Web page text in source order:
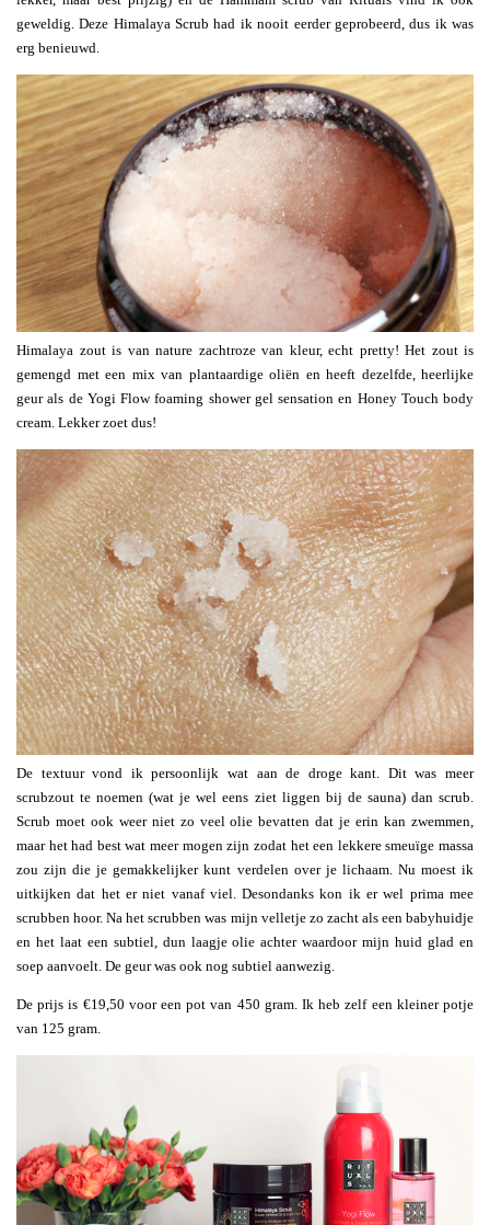
geweldig. Deze Himalaya Scrub had ik nooit eerder geprobeerd, dus ik was
erg benieuwd.
Himalaya zout is van nature zachtroze van kleur, echt pretty! Het zout is
gemengd met een mix van plantaardige oliën en heeft dezelfde, heerlijke
geur als de Yogi Flow foaming shower gel sensation en Honey Touch body
cream. Lekker zoet dus!
De textuur vond ik persoonlijk wat aan de droge kant. Dit was meer
scrubzout te noemen (wat je wel eens ziet liggen bij de sauna) dan scrub.
Scrub moet ook weer niet zo veel olie bevatten dat je erin kan zwemmen,
maar het had best wat meer mogen zijn zodat het een lekkere smeuïge massa
zou zijn die je gemakkelijker kunt verdelen over je lichaam. Nu moest ik
uitkijken dat het er niet vanaf viel. Desondanks kon ik er wel prima mee
scrubben hoor. Na het scrubben was mijn velletje zo zacht als een babyhuidje
en het laat een subtiel, dun laagje olie achter waardoor mijn huid glad en
soep aanvoelt. De geur was ook nog subtiel aanwezig.
De prijs is €19,50 voor een pot van 450 gram. Ik heb zelf een kleiner potje
van 125 gram.